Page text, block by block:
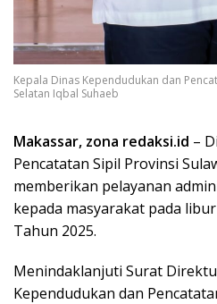
Kepala Dinas Kependudukan dan
Selatan Iqbal Suhaeb
Makassar, zona redaksi.id –
Pencatatan Sipil Provinsi
memberikan pelayanan
kepada masyarakat pada
Tahun 2025.
Menindaklanjuti Surat
Kependudukan dan